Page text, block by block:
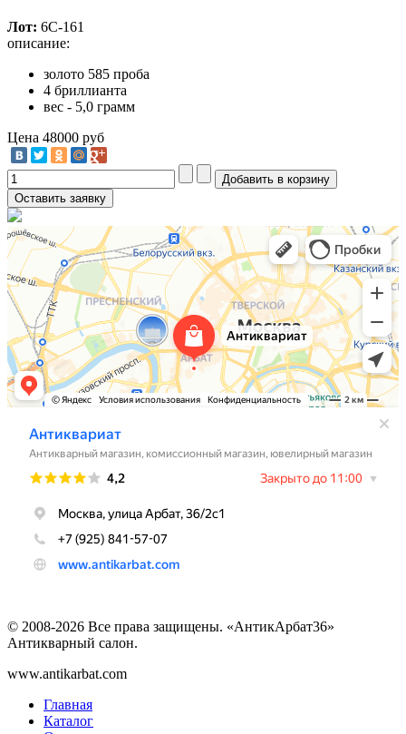
Лот: 6С-161
описание:
золото 585 проба
4 бриллианта
вес - 5,0 грамм
Цена 48000 руб
© 2008-2026 Все права защищены. «АнтикАрбат36»
Антикварный салон.
www.antikarbat.com
Главная
Каталог